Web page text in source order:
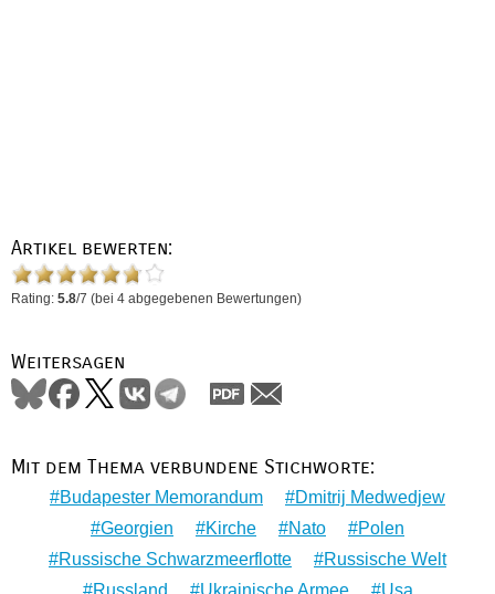
Artikel bewerten:
Rating: 5.8/7 (bei 4 abgegebenen Bewertungen)
Weitersagen
Mit dem Thema verbundene Stichworte:
Budapester Memorandum
Dmitrij Medwedjew
Georgien
Kirche Nato
Polen
Russische Schwarzmeerflotte
Russische Welt
Russland
Ukrainische Armee Usa